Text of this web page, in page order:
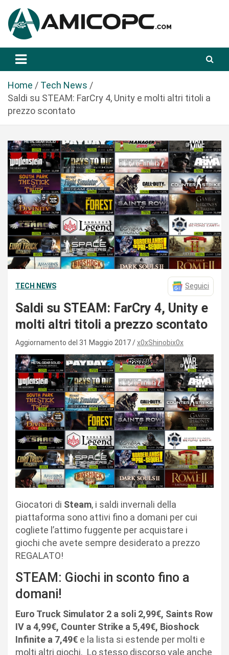
a
Amicopc.com
Home
Tech News
Saldi su STEAM: FarCry 4, Unity e molti altri titoli a
prezzo scontato
TECH NEWS Seguici
Saldi su STEAM: FarCry 4, Unity e
molti altri titoli a prezzo scontato
Aggiornamento del 31 Maggio 2017 x0xShinobix0x
Giocatori di Steam, i saldi invernali della
piattaforma sono attivi fino a domani per cui
cogliete l’attimo fuggente per acquistare i
giochi che avete sempre desiderato a prezzo
REGALATO!
STEAM: Giochi in sconto fino a
domani!
Euro Truck Simulator 2 a soli 2,99€, Saints Row
IV a 4,99€, Counter Strike a 5,49€, Bioshock
Infinite a 7,49€ e la lista si estende per molti e
molti altri giochi. Lo stesso discorso vale anche